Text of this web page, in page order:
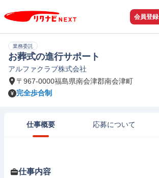
会員登録
業務委託
お葬式の進行サポート
アルファクラブ株式会社
〒967-0000福島県南会津郡南会津町
完全歩合制
仕事概要 応募について
仕事内容